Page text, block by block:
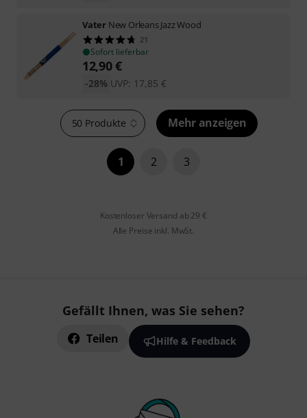
Vater New Orleans Jazz Wood
21
Sofort lieferbar
12,90€
UVP: 17,85 €
-28%
50 Produkte Mehr anzeigen
1 2 3
Kostenloser Versand ab 29 €
Alle Preise inkl. MwSt.
Gefällt Ihnen, was Sie sehen?
Teilen Hilfe & Feedback